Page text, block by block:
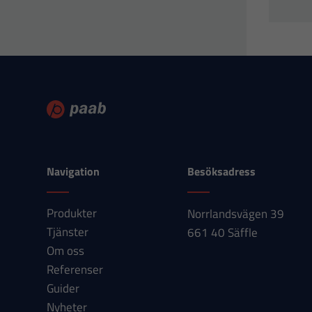
Navigation
Produkter
Tjänster
Om oss
Referenser
Guider
Nyheter
Besöksadress
Norrlandsvägen 39
661 40 Säffle